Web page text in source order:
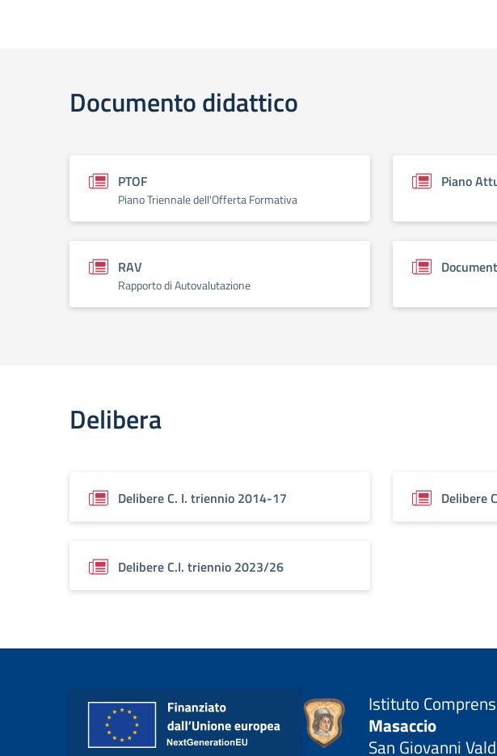
Documento didattico
PTOF
Piano Triennale dell'Offerta Formativa
Piano
RAV
Rapporto di Autovalutazione
Delibera
Delibere C. I. triennio 2014-17 Delibere
Delibere C.I. triennio 2023/26
Istituto
Masaccio
San Giovanni